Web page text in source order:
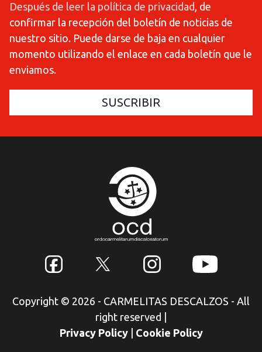
Después de leer la política de privacidad, de
confirmar la recepción del boletín de noticias de
nuestro sitio. Puede darse de baja en cualquier
momento utilizando el enlace en cada boletín que le
enviamos.
Copyright © 2026 - CARMELITAS DESCALZOS - All
right reserved
Privacy Policy
Cookie Policy